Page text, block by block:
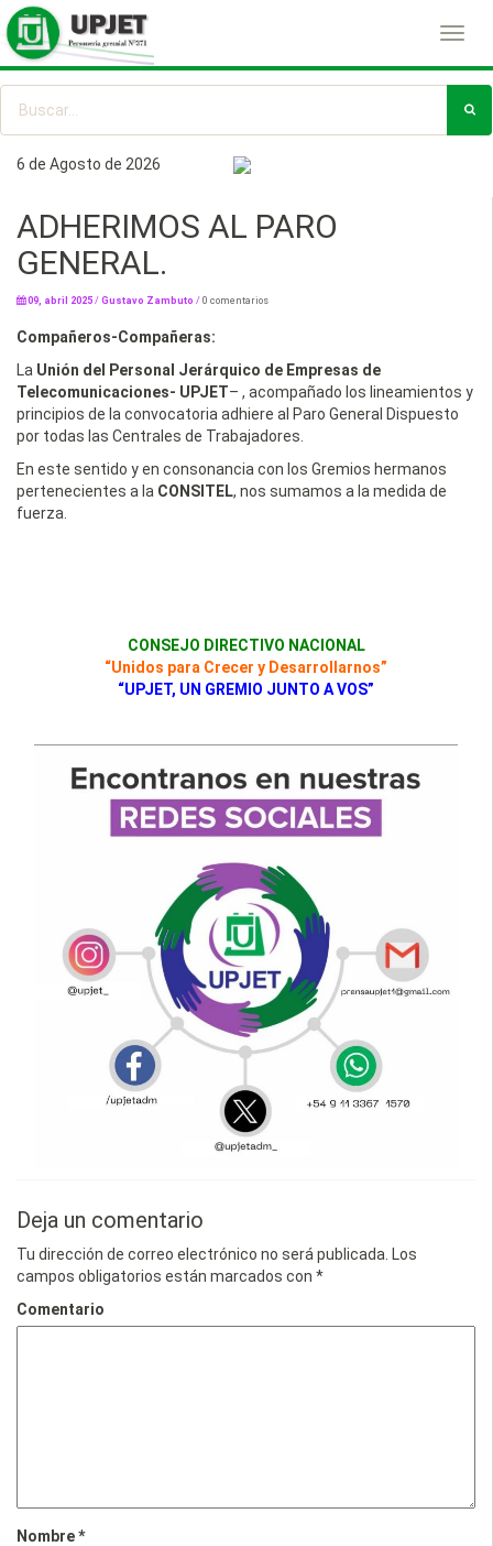
6 de Agosto de 2026
ADHERIMOS AL PARO
GENERAL.
09, abril 2025 / Gustavo Zambuto / 0 comentarios
Compañeros-Compañeras:
La Unión del Personal Jerárquico de Empresas de
Telecomunicaciones- UPJET– , acompañado los lineamientos y
principios de la convocatoria adhiere al Paro General Dispuesto
por todas las Centrales de Trabajadores.
En este sentido y en consonancia con los Gremios hermanos
pertenecientes a la CONSITEL, nos sumamos a la medida de
fuerza.
CONSEJO DIRECTIVO NACIONAL
“Unidos para Crecer y Desarrollarnos”
“UPJET, UN GREMIO JUNTO A VOS”
Deja un comentario
Tu dirección de correo electrónico no será publicada. Los
campos obligatorios están marcados con *
Comentario
Nombre*